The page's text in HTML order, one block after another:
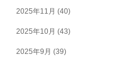
2025年11月 (40)
2025年10月 (43)
2025年9月 (39)